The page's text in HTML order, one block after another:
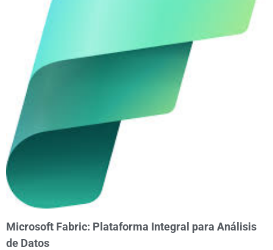
Microsoft Fabric: Plataforma Integral para Análisis
de Datos